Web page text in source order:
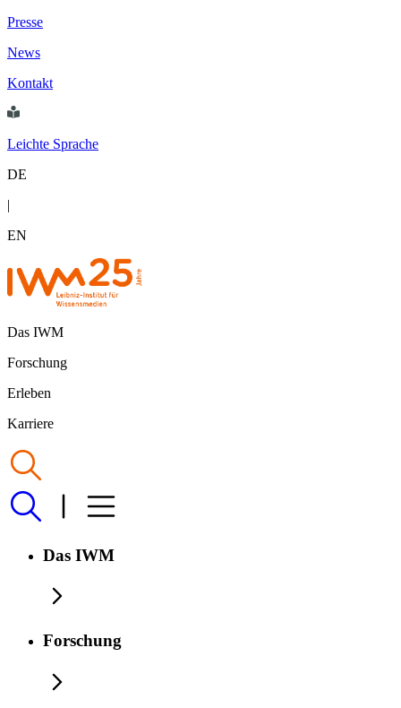
Presse
News
Kontakt
Leichte Sprache
DE
|
EN
Das IWM
Forschung
Erleben
Karriere
Das IWM
Forschung